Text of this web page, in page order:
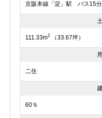
京阪本線「淀」駅 バス15分
111.33m2 （33.67坪）
二住
60％